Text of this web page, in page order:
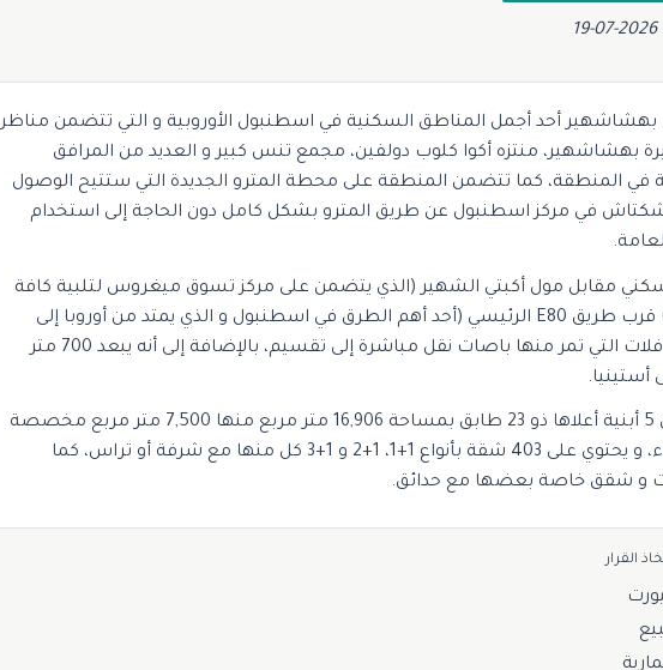
أحد أجمل المناطق السكنية في اسطنبول الأوروبية و التي تتضمن مناظر
بهشاشهير، منتزه أكوا كلوب دولفين، مجمع تنس كبير و العديد من المرافق
في المنطقة، كما تتضمن المنطقة على محطة المترو الجديدة التي ستتيح الوصول
في مركز اسطنبول عن طريق المترو بشكل كامل دون الحاجة إلى استخدام
مقابل مول أكبتي الشهير (الذي يتضمن على مركز تسوق ميغروس لتلبية كافة
الاحتياجات اليومية) قرب طريق E80 الرئيسي (أحد أهم الطرق في اسطنبول و الذي يمتد من أوروبا إلى
إيران) و محطة الحافلات التي تمر منها باصات نقل مباشرة إلى تقسيم، بالإضافة إلى أنه يبعد 700 متر
يتكون المشروع من 5 أبنية أعلاها ذو 23 طابق بمساحة 16,906 متر مربع منها 7,500 متر مربع مخصصة
للمساحات الخضراء، و يحتوي على 403 شقة بأنواع 1+1، 1+2 و 1+3 كل منها مع شرفة أو تراس، كما
القرار